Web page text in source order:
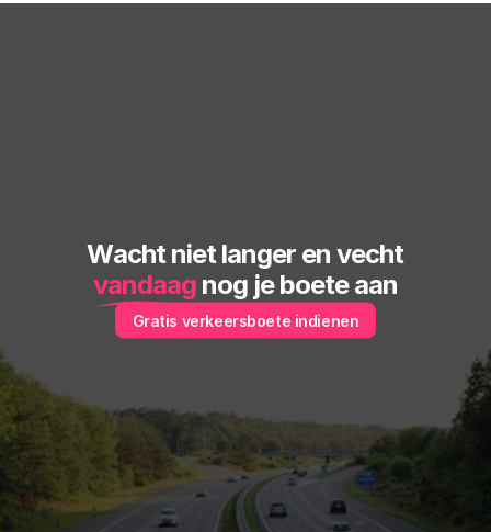
Wacht niet langer en vecht
vandaag nog je boete aan
Gratis verkeersboete indienen